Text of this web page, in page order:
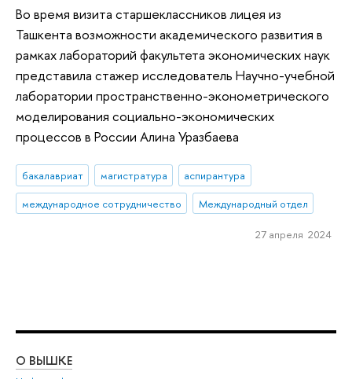
Во время визита старшеклассников лицея из
Ташкента возможности академического развития в
рамках лабораторий факультета экономических наук
представила стажер исследователь Научно-учебной
лаборатории пространственно-эконометрического
моделирования социально-экономических
процессов в России Алина Уразбаева
бакалавриат магистратура
аспирантура
международное сотрудничество
Международный отдел
27 апреля 2024
О ВЫШКЕ